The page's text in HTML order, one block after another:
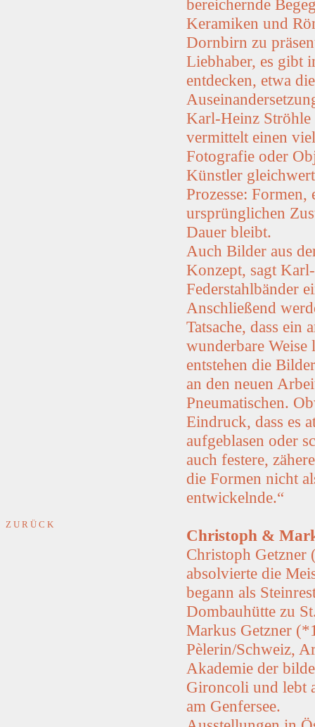
Z U R Ü C K
bereichernde
Keramiken und
Dornbirn zu
Liebhaber, es gibt
entdecken, etwa
Karl-Heinz Ströhle
vermittelt einen
Fotografie oder
Künstler
Prozesse:
ursprünglichen
Dauer bleibt.
Auch Bilder aus
Konzept, sagt
Federstahlbänder
Anschließend
Tatsache, dass ein
wunderbare
entstehen die
an den neuen
Pneumatischen.
Eindruck, dass es
aufgeblasen oder
auch festere,
die Formen nicht
entwickelnde.“
Christoph &
Christoph
absolvierte die
begann als
Dombauhütte zu
Markus Getzner
Pèlerin/Schweiz,
Akademie der
Gironcoli und lebt
am Genfersee.